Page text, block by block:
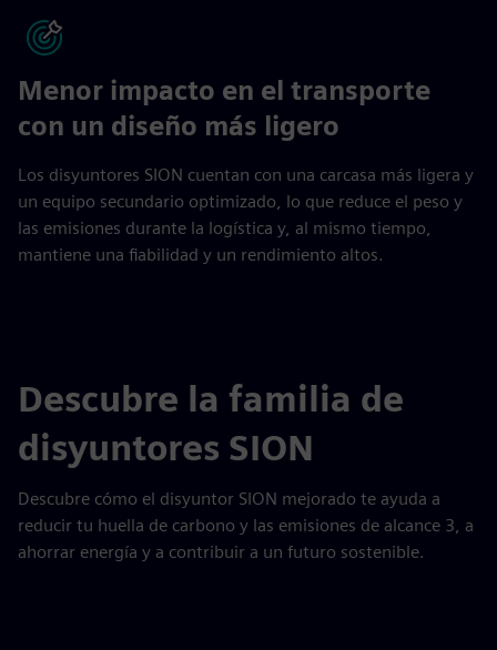
Menor impacto en el transporte
con un diseño más ligero
Los disyuntores SION cuentan con una carcasa más ligera y
un equipo secundario optimizado, lo que reduce el peso y
las emisiones durante la logística y, al mismo tiempo,
mantiene una fiabilidad y un rendimiento altos.
Descubre la familia de
disyuntores SION
Descubre cómo el disyuntor SION mejorado te ayuda a
reducir tu huella de carbono y las emisiones de alcance 3, a
ahorrar energía y a contribuir a un futuro sostenible.